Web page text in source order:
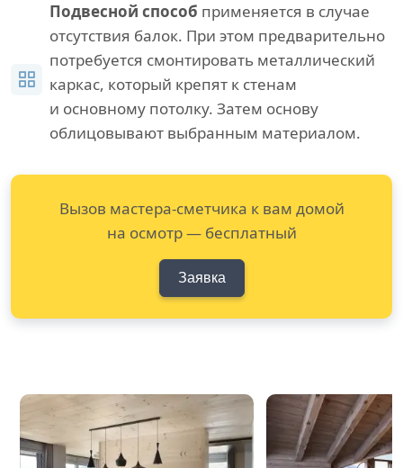
Подвесной способ применяется в случае
отсутствия балок. При этом предварительно
потребуется смонтировать металлический
каркас, который крепят к стенам
и основному потолку. Затем основу
облицовывают выбранным материалом.
Вызов мастера-сметчика к вам домой
на осмотр — бесплатный
Заявка